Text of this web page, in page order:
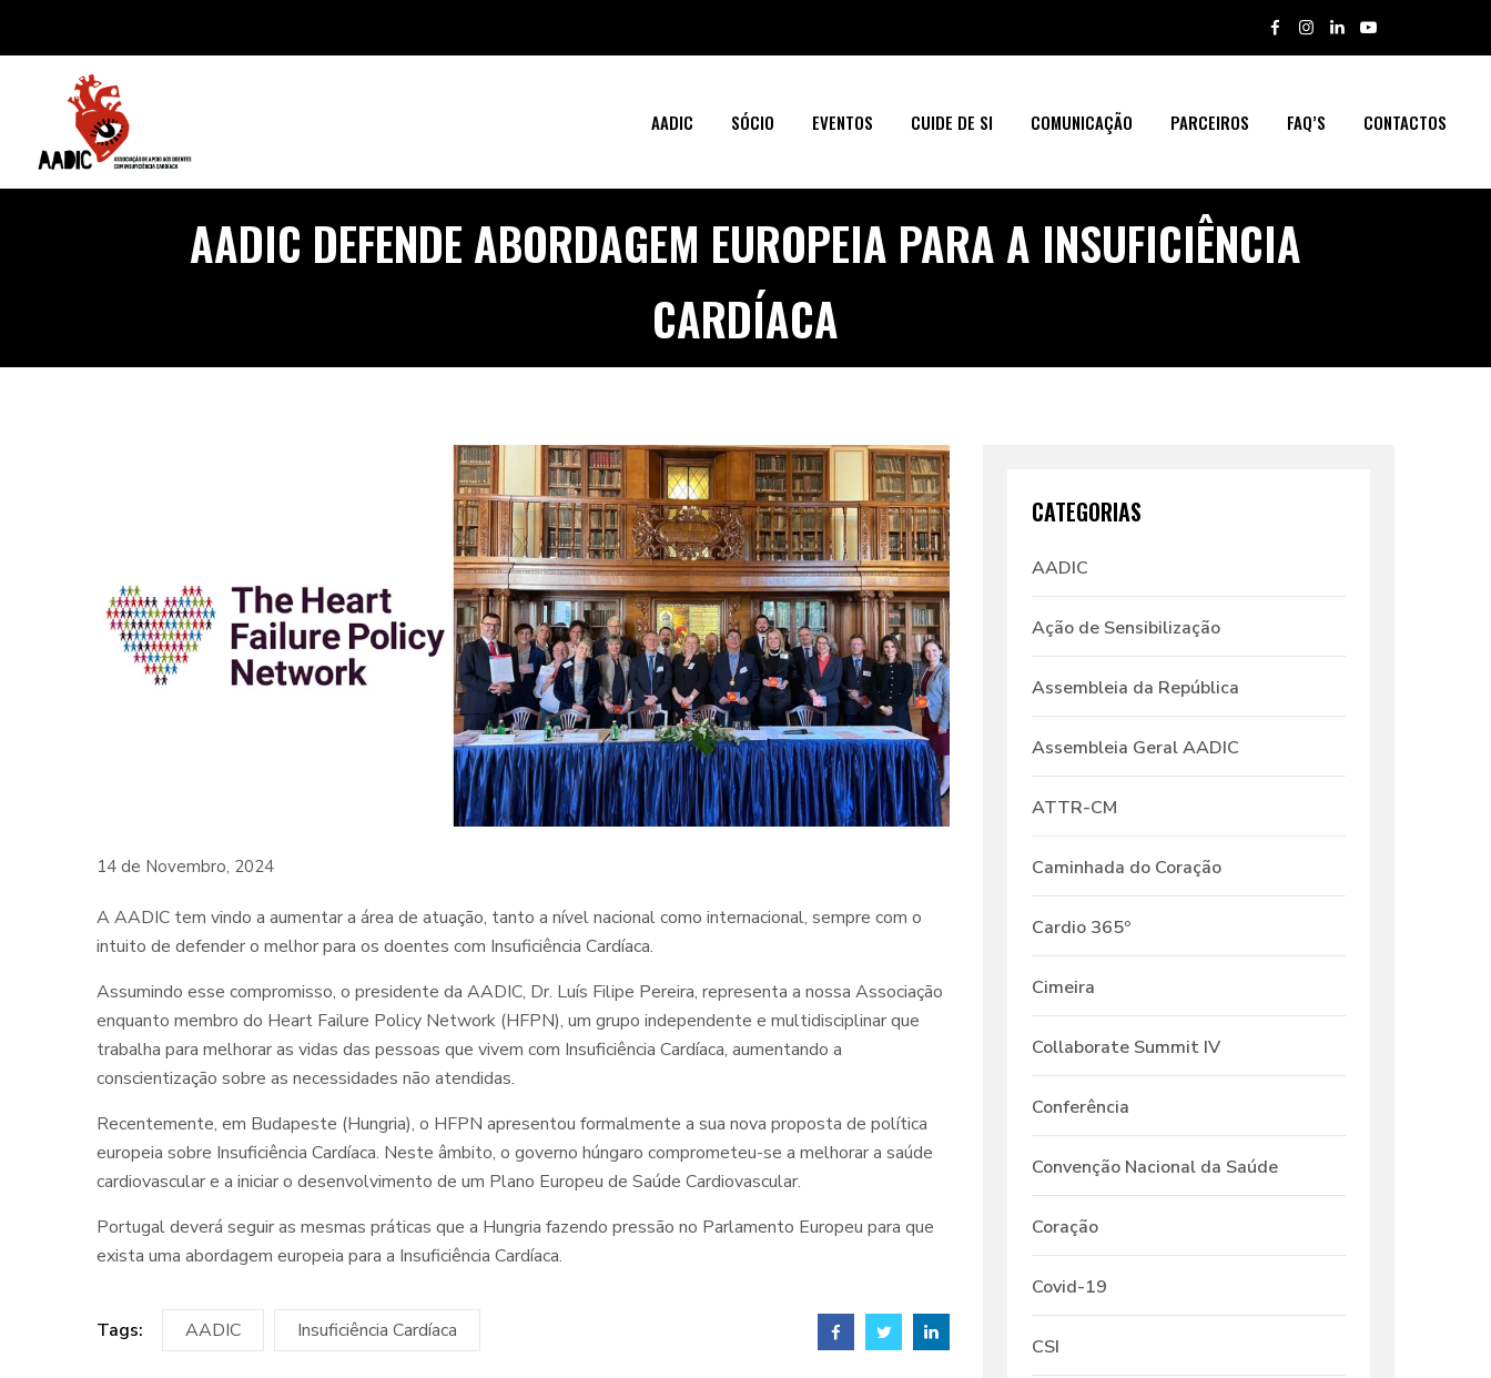
AADIC SÓCIO EVENTOS CUIDE DE SI COMUNICAÇÃO PARCEIROS FAQ’S CONTACTOS
AADIC DEFENDE ABORDAGEM EUROPEIA PARA A INSUFICIÊNCIA
CARDÍACA
14 de Novembro, 2024
A AADIC tem vindo a aumentar a área de atuação, tanto a nível nacional como internacional, sempre com o
intuito de defender o melhor para os doentes com Insuficiência Cardíaca.
Assumindo esse compromisso, o presidente da AADIC, Dr. Luís Filipe Pereira, representa a nossa Associação
enquanto membro do Heart Failure Policy Network (HFPN), um grupo independente e multidisciplinar que
trabalha para melhorar as vidas das pessoas que vivem com Insuficiência Cardíaca, aumentando a
conscientização sobre as necessidades não atendidas.
Recentemente, em Budapeste (Hungria), o HFPN apresentou formalmente a sua nova proposta de política
europeia sobre Insuficiência Cardíaca. Neste âmbito, o governo húngaro comprometeu-se a melhorar a saúde
cardiovascular e a iniciar o desenvolvimento de um Plano Europeu de Saúde Cardiovascular.
Portugal deverá seguir as mesmas práticas que a Hungria fazendo pressão no Parlamento Europeu para que
exista uma abordagem europeia para a Insuficiência Cardíaca.
Tags: AADIC Insuficiência Cardíaca
CATEGORIAS
AADIC
Ação de Sensibilização
Assembleia da República
Assembleia Geral AADIC
ATTR-CM
Caminhada do Coração
Cardio 365º
Cimeira
Collaborate Summit IV
Conferência
Convenção Nacional da Saúde
Coração
Covid-19
CSI